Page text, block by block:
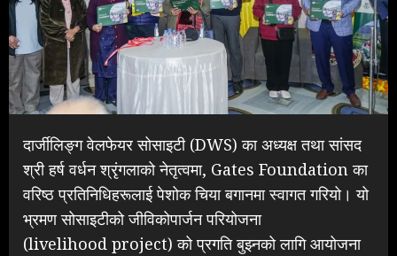
दार्जीलिङ्ग वेलफेयर सोसाइटी (DWS) का अध्यक्ष तथा सांसद
श्री हर्ष वर्धन श्रृंगलाको नेतृत्वमा, Gates Foundation का
वरिष्ठ प्रतिनिधिहरूलाई पेशोक चिया बगानमा स्वागत गरियो। यो
भ्रमण सोसाइटीको जीविकोपार्जन परियोजना
(livelihood project) को प्रगति बुझ्नको लागि आयोजना